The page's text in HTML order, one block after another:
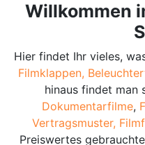
Willkommen
Hier findet Ihr vieles,
Filmklappen,
hinaus findet man
Dokumentarfilme,
Vertragsmuster,
Preiswertes